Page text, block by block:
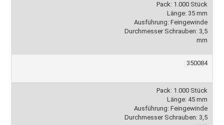
Pack: 1.000 Stück
Länge: 35 mm
Ausführung: Feingewinde
Durchmesser Schrauben: 3,5
mm
350084
Pack: 1.000 Stück
Länge: 45 mm
Ausführung: Feingewinde
Durchmesser Schrauben: 3,5